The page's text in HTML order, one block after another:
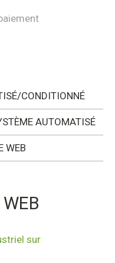
CONDITIONNÉ
AUTOMATISÉ
WEB